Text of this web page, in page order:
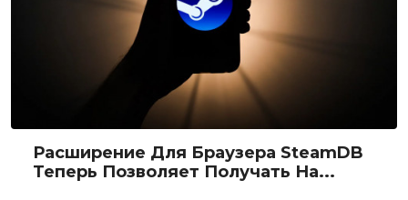
Расширение Для Браузера SteamDB
Теперь Позволяет Получать На...